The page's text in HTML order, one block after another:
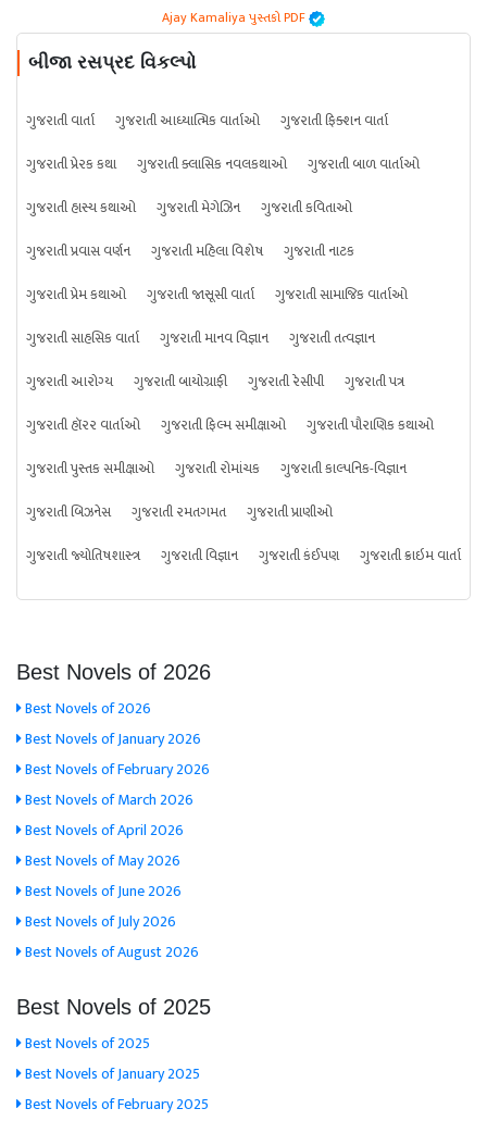
Ajay Kamaliya પુસ્તકો PDF
બીજા રસપ્રદ વિકલ્પો
ગુજરાતી વાર્તા ગુજરાતી આધ્યાત્મિક વાર્તાઓ
ગુજરાતી ફિક્શન વાર્તા
ગુજરાતી પ્રેરક કથા
ગુજરાતી ક્લાસિક નવલકથાઓ
ગુજરાતી બાળ વાર્તાઓ
ગુજરાતી હાસ્ય કથાઓ
ગુજરાતી મેગેઝિન
ગુજરાતી કવિતાઓ
ગુજરાતી પ્રવાસ વર્ણન
ગુજરાતી મહિલા વિશેષ
ગુજરાતી નાટક
ગુજરાતી પ્રેમ કથાઓ
ગુજરાતી જાસૂસી વાર્તા
ગુજરાતી સામાજિક વાર્તાઓ
ગુજરાતી સાહસિક વાર્તા
ગુજરાતી માનવ વિજ્ઞાન
ગુજરાતી તત્વજ્ઞાન
ગુજરાતી આરોગ્ય
ગુજરાતી બાયોગ્રાફી ગુજરાતી રેસીપી
ગુજરાતી પત્ર
ગુજરાતી હૉરર વાર્તાઓ
ગુજરાતી ફિલ્મ સમીક્ષાઓ
ગુજરાતી પૌરાણિક કથાઓ
ગુજરાતી પુસ્તક સમીક્ષાઓ
ગુજરાતી રોમાંચક
ગુજરાતી કાલ્પનિક-વિજ્ઞાન
ગુજરાતી બિઝનેસ
ગુજરાતી રમતગમત
ગુજરાતી પ્રાણીઓ
ગુજરાતી જ્યોતિષશાસ્ત્ર
ગુજરાતી વિજ્ઞાન ગુજરાતી કંઈપણ ગુજરાતી ક્રાઇમ વાર્તા
Best Novels of 2026
Best Novels of 2026
Best Novels of January 2026
Best Novels of February 2026
Best Novels of March 2026
Best Novels of April 2026
Best Novels of May 2026
Best Novels of June 2026
Best Novels of July 2026
Best Novels of August 2026
Best Novels of 2025
Best Novels of 2025
Best Novels of January 2025
Best Novels of February 2025